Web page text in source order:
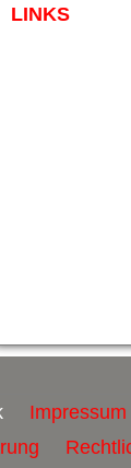
LINKS
Impressum